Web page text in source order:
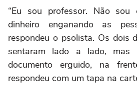
“Eu sou professor. Não sou
dinheiro enganando as
respondeu o psolista. Os dois
sentaram lado a lado, mas
documento erguido, na
respondeu com um tapa na